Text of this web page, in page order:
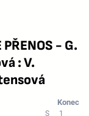
- G.
: V.
Konec